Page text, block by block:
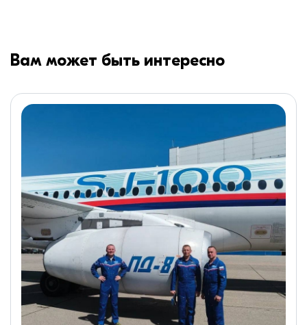
Вам может быть интересно